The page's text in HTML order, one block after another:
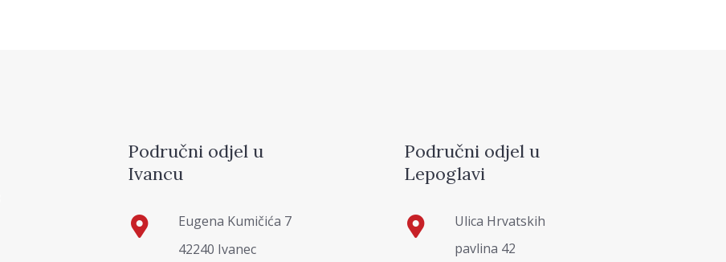
Područni odjel u
Ivancu
Eugena Kumičića 7
42240 Ivanec
Područni odjel u
Lepoglavi
Ulica Hrvatskih
pavlina 42